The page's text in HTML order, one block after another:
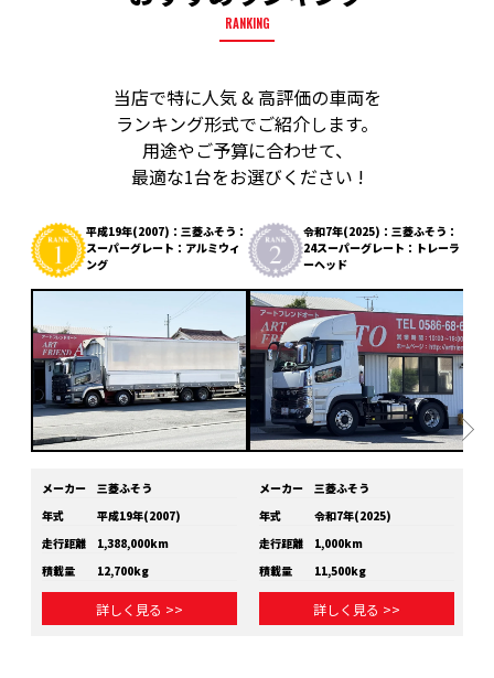
RANKING
当店で特に人気 & 高評価の車両を
ランキング形式でご紹介します。
用途やご予算に合わせて、
最適な1台をお選びください !
平成19年(2007)：三菱ふそう：
スーパーグレート：アルミウィ
ング
メーカー
三菱ふそう
年式
平成19年(2007)
走行距離
1,388,000km
積載量
12,700kg
詳しく見る >>
令和7年(2025)：三菱ふそう：
24スーパーグレート：トレーラ
ーヘッド
メーカー
三菱ふそう
年式
令和7年(2025)
走行距離
1,000km
積載量
11,500kg
詳しく見る >>